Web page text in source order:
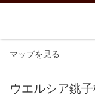
マップを見る
ウエルシア銚